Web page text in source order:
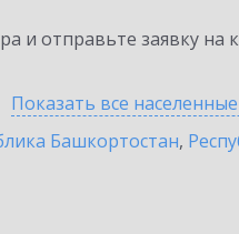
отправьте заявку на
Показать все населенные
Башкортостан,